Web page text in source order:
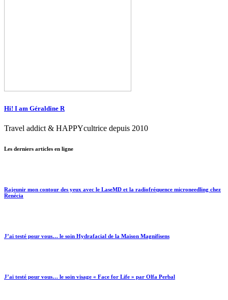
Hi! I am Géraldine R
Travel addict & HAPPYcultrice depuis 2010
Les derniers articles en ligne
Rajeunir mon contour des yeux avec le LaseMD et la radiofréquence microneedling chez
Renécia
J’ai testé pour vous… le soin Hydrafacial de la Maison Magnifisens
J’ai testé pour vous… le soin visage « Face for Life » par Olfa Perbal